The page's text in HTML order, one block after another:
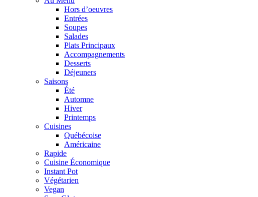
Hors d’oeuvres
Entrées
Soupes
Salades
Plats Principaux
Accompagnements
Desserts
Déjeuners
Saisons
Été
Automne
Hiver
Printemps
Cuisines
Québécoise
Américaine
Rapide
Cuisine Économique
Instant Pot
Végétarien
Vegan